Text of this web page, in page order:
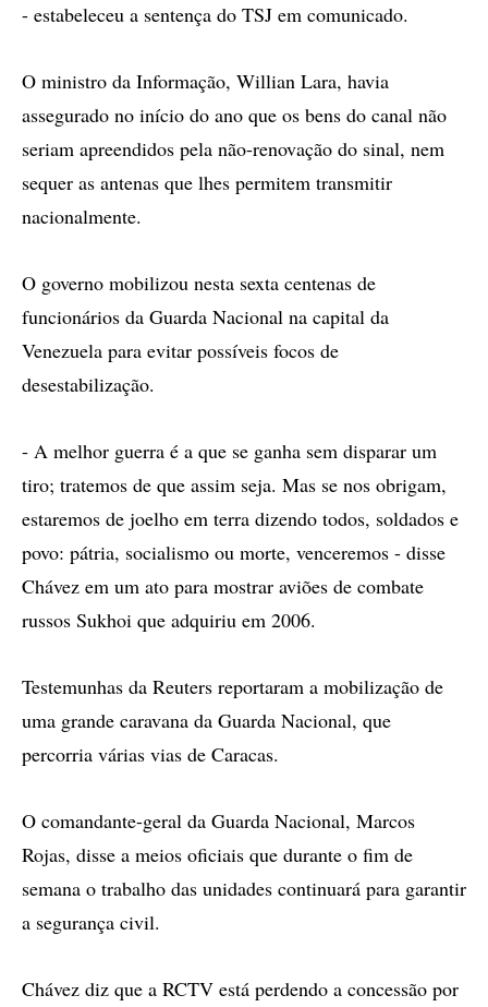
- estabeleceu a sentença do TSJ em comunicado.
O ministro da Informação, Willian Lara, havia
assegurado no início do ano que os bens do canal não
seriam apreendidos pela não-renovação do sinal, nem
sequer as antenas que lhes permitem transmitir
nacionalmente.
O governo mobilizou nesta sexta centenas de
funcionários da Guarda Nacional na capital da
Venezuela para evitar possíveis focos de
desestabilização.
- A melhor guerra é a que se ganha sem disparar um
tiro; tratemos de que assim seja. Mas se nos obrigam,
estaremos de joelho em terra dizendo todos, soldados e
povo: pátria, socialismo ou morte, venceremos - disse
Chávez em um ato para mostrar aviões de combate
russos Sukhoi que adquiriu em 2006.
Testemunhas da Reuters reportaram a mobilização de
uma grande caravana da Guarda Nacional, que
percorria várias vias de Caracas.
O comandante-geral da Guarda Nacional, Marcos
Rojas, disse a meios oficiais que durante o fim de
semana o trabalho das unidades continuará para garantir
a segurança civil.
Chávez diz que a RCTV está perdendo a concessão por